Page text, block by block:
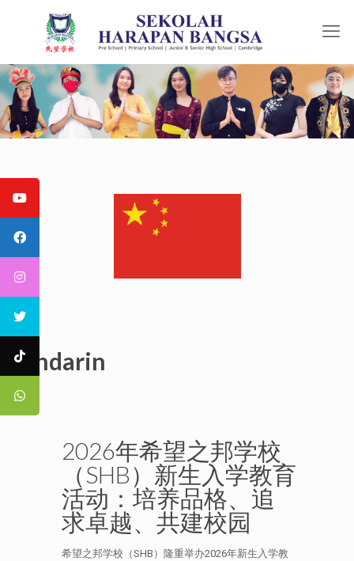
Mandarin
2026年希望之邦学校
（SHB）新生入学教育
活动：培养品格、追
求卓越、共建校园
希望之邦学校（SHB）隆重举办2026年新生入学教